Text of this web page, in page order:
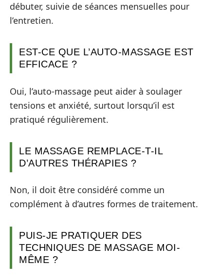
débuter, suivie de séances mensuelles pour
l’entretien.
EST-CE QUE L’AUTO-MASSAGE EST
EFFICACE ?
Oui, l’auto-massage peut aider à soulager
tensions et anxiété, surtout lorsqu’il est
pratiqué régulièrement.
LE MASSAGE REMPLACE-T-IL
D’AUTRES THÉRAPIES ?
Non, il doit être considéré comme un
complément à d’autres formes de traitement.
PUIS-JE PRATIQUER DES
TECHNIQUES DE MASSAGE MOI-
MÊME ?